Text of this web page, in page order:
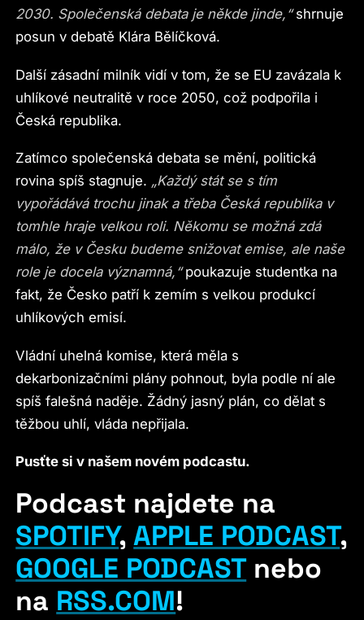
2030. Společenská debata je někde jinde,“shrnuje
posun v debatě Klára Bělíčková.
Další zásadní milník vidí v tom, že se EU zavázala k
uhlíkové neutralitě v roce 2050, což podpořila i
Česká republika.
Zatímco společenská debata se mění, politická
rovina spíš stagnuje. „Každý stát se s tím
vypořádává trochu jinak a třeba Česká republika v
tomhle hraje velkou roli. Někomu se možná zdá
málo, že v Česku budeme snižovat emise, ale naše
role je docela významná,“poukazuje studentka na
fakt, že Česko patří k zemím s velkou produkcí
uhlíkových emisí.
Vládní uhelná komise, která měla s
dekarbonizačními plány pohnout, byla podle ní ale
spíš falešná naděje. Žádný jasný plán, co dělat s
těžbou uhlí, vláda nepřijala.
Pusťte si v našem novém podcastu.
Podcast najdete na
SPOTIFY,APPLE PODCAST,
GOOGLE PODCASTnebo
na RSS.COM!